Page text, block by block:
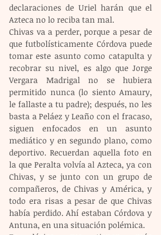
declaraciones de Uriel harán que el
Azteca no lo reciba tan mal.
Chivas va a perder, porque a pesar de
que futbolísticamente Córdova puede
tomar este asunto como catapulta y
recobrar su nivel, es algo que Jorge
Vergara Madrigal no se hubiera
permitido nunca (lo siento Amaury,
le fallaste a tu padre); después, no les
basta a Peláez y Leaño con el fracaso,
siguen enfocados en un asunto
mediático y en segundo plano, como
deportivo. Recuerdan aquella foto en
la que Peralta volvía al Azteca, ya con
Chivas, y se junto con un grupo de
compañeros, de Chivas y América, y
todo era risas a pesar de que Chivas
había perdido. Ahí estaban Córdova y
Antuna, en una situación polémica.